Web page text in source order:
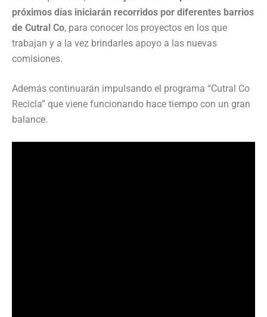
próximos días iniciarán recorridos por diferentes barrios
de Cutral Co, para conocer los proyectos en los que
trabajan y a la vez brindarles apoyo a las nuevas
comisiones.
Además continuarán impulsando el programa “Cutral Co
Recicla” que viene funcionando hace tiempo con un gran
balance.